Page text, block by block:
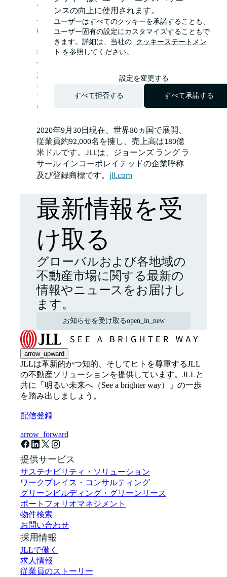
JLLについて
JLL（ニューヨーク証券取引所上場：JLL）
は、不動産に関わるすべてのサービスをグ
ローバルに提供する総合不動産サービス会
社です。JLLは、最先端テクノロジーを駆
使して、お客様や人々、コミュニティーに
対し、投資機会や環境に配慮した持続可能
な不動産ソリューションを提供すること
で、不動産の未来をかたちづくり、よりよ
い世界に貢献します。
フォーチュン500に選出されているJLLは、
2020年9月30日現在、世界80ヵ国で展開、
従業員約92,000名を擁し、売上高は180億
米ドルです。JLLは、ジョーンズ ラング ラ
サール インコーポレイテッドの企業呼称
及び登録商標です。 jll.com
最新情報を受
け取る
グローバルおよび各地域の
不動産市場に関する最新の
情報やニュースをお届けし
ます。
お知らせを受け取るopen_in_new
arrow_upward
JLLは革新的かつ知的、そしてヒトを尊重するJLL
の不動産ソリューションを提供しています。JLLと
共に「明るい未来へ（See a brighter way）」の一歩
を踏み出しましょう。
配信登録
arrow_forward
提供サービス
サステナビリティ・ソリューション
ワークプレイス・コンサルティング
グリーンビルディング・グリーンリース
ポートフォリオマネジメント
物件検索
お問い合わせ
採用情報
JLLで働く
求人情報
従業員のストーリー
ンスの向上に使用されます。
ユーザーはすべてのクッキーを承諾することも、
ユーザー固有の設定にカスタマイズすることもで
きます。詳細は、当社の クッキーステートメン
ト を参照してください。
設定を変更する
すべて拒否する
すべて承諾する